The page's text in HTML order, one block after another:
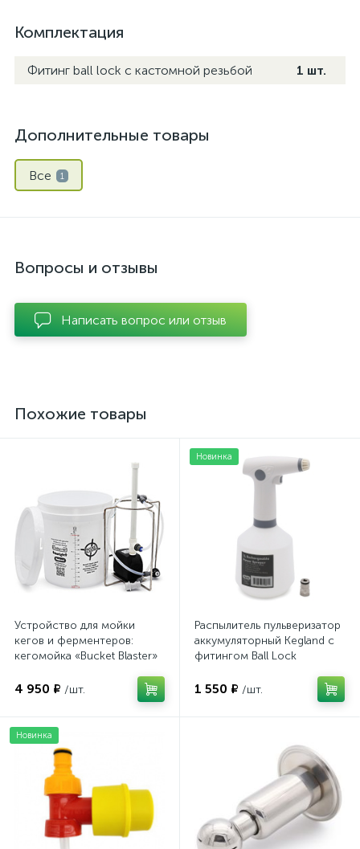
Комплектация
Фитинг ball lock с кастомной резьбой 1 шт.
Дополнительные товары
Все 1
Вопросы и отзывы
Написать вопрос или отзыв
Похожие товары
Устройство для мойки
кегов и ферментеров:
кегомойка «Bucket Blaster»
4 950 ₽ /шт.
Новинка
Распылитель пульверизатор
аккумуляторный Kegland с
фитингом Ball Lock
1 550 ₽ /шт.
Новинка